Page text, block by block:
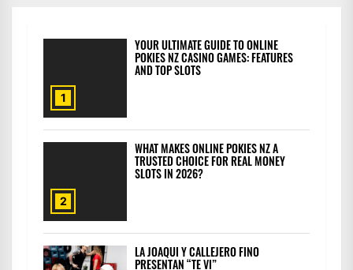
1
YOUR ULTIMATE GUIDE TO ONLINE
POKIES NZ CASINO GAMES: FEATURES
AND TOP SLOTS
2
WHAT MAKES ONLINE POKIES NZ A
TRUSTED CHOICE FOR REAL MONEY
SLOTS IN 2026?
LA JOAQUI Y CALLEJERO FINO
PRESENTAN “TE VI”